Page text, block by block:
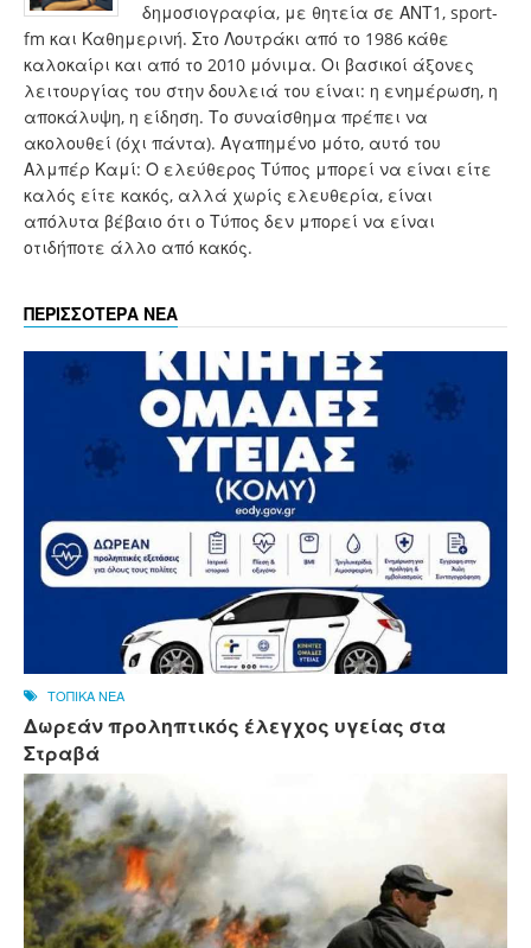
δημοσιογραφία, με θητεία σε ΑΝΤ1, sport-
fm και Καθημερινή. Στο Λουτράκι από το 1986 κάθε
καλοκαίρι και από το 2010 μόνιμα. Οι βασικοί άξονες
λειτουργίας του στην δουλειά του είναι: η ενημέρωση, η
αποκάλυψη, η είδηση. Το συναίσθημα πρέπει να
ακολουθεί (όχι πάντα). Αγαπημένο μότο, αυτό του
Αλμπέρ Καμί: Ο ελεύθερος Τύπος μπορεί να είναι είτε
καλός είτε κακός, αλλά χωρίς ελευθερία, είναι
απόλυτα βέβαιο ότι ο Τύπος δεν μπορεί να είναι
οτιδήποτε άλλο από κακός.
ΠΕΡΙΣΣΟΤΕΡΑ ΝΕΑ
ΤΟΠΙΚΑ ΝΕΑ
Δωρεάν προληπτικός έλεγχος υγείας στα
Στραβά